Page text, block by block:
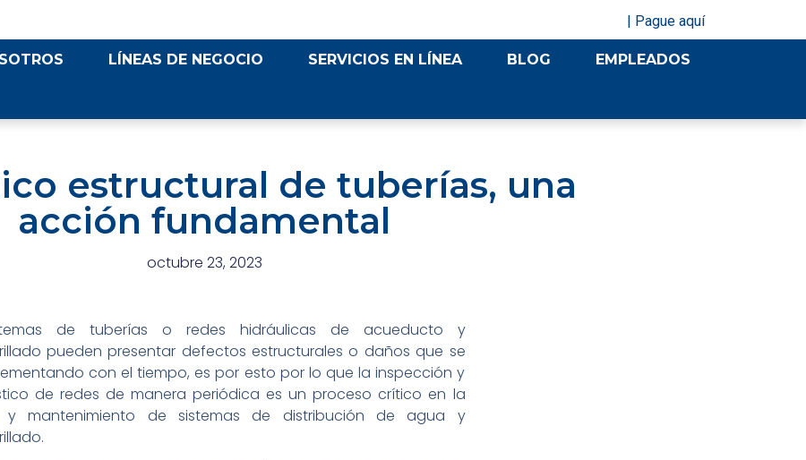
| Pague aquí
LÍNEAS DE NEGOCIO SERVICIOS EN LÍNEA BLOG EMPLEADOS
estructural de tuberías, una
acción fundamental
octubre 23, 2023
de tuberías o redes hidráulicas de acueducto y
pueden presentar defectos estructurales o daños que se
con el tiempo, es por esto por lo que la inspección y
de redes de manera periódica es un proceso crítico en la
y mantenimiento de sistemas de distribución de agua y